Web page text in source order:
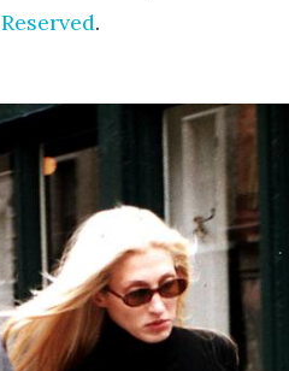
Reserved.